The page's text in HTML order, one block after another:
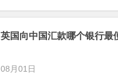
英国向中国汇款哪个银行最
08月01日